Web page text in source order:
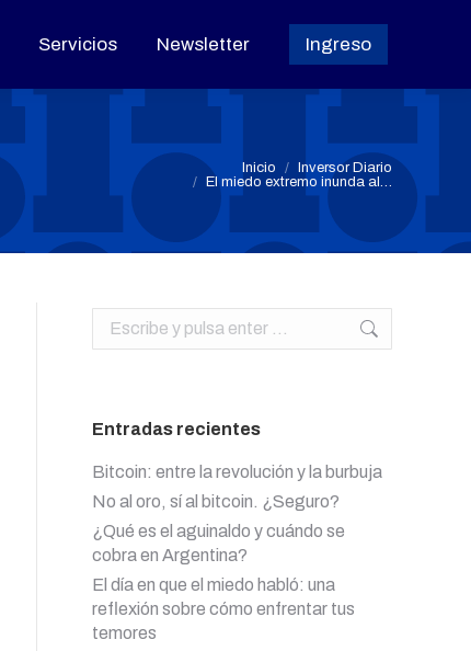
Servicios Newsletter Ingreso
Estás aquí: Inicio
Inversor Diario
El miedo extremo inunda al…
Buscar:
Entradas recientes
Bitcoin: entre la revolución y la burbuja
No al oro, sí al bitcoin. ¿Seguro?
¿Qué es el aguinaldo y cuándo se
cobra en Argentina?
El día en que el miedo habló: una
reflexión sobre cómo enfrentar tus
temores
Servicios Newsletter Ingreso